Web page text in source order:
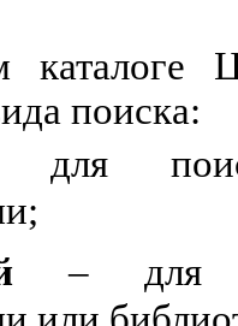
каталоге
поиска:
– для